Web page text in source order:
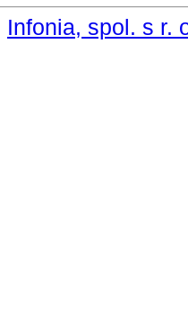
Infonia, spol. s r.